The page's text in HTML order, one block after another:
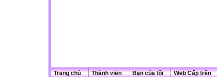
Trang chủ Thành viên Bạn của tôi Web Cấp trên